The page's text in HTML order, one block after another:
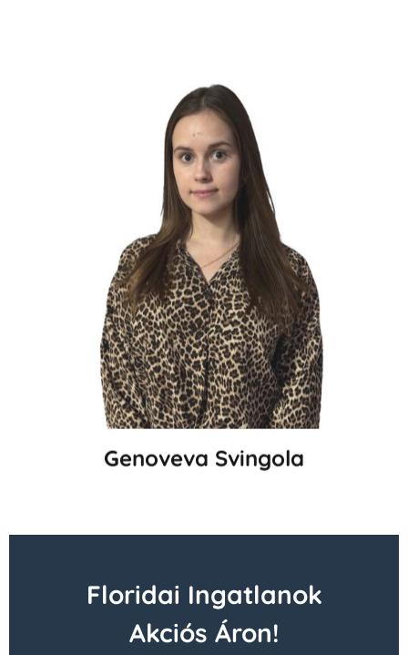
Genoveva Svingola
Floridai Ingatlanok
Akciós Áron!